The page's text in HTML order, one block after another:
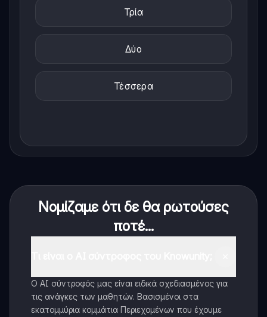
Τρία
Δύο
Τέσσερα
Νομίζαμε ότι δε θα ρωτούσες
ποτέ...
Ο AI σύντροφός μας είναι ειδικά σχεδιασμένος για
τις ανάγκες των μαθητών. Βασισμένοι στα
εκατομμύρια κομμάτια Περιεχομένων που έχουμε